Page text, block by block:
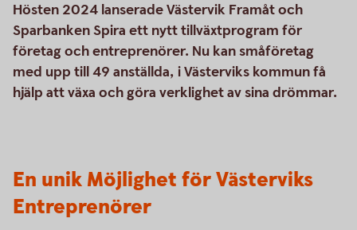
Hösten 2024 lanserade Västervik Framåt och
Sparbanken Spira ett nytt tillväxtprogram för
företag och entreprenörer. Nu kan småföretag
med upp till 49 anställda, i Västerviks kommun få
hjälp att växa och göra verklighet av sina drömmar.
En unik Möjlighet för Västerviks
Entreprenörer